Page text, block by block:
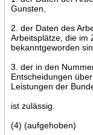
Gunsten,
2. der Daten des
Arbeitsplätze, die im
bekanntgeworden
3. der in den
Entscheidungen
Leistungen der
ist zulässig.
(4) (aufgehoben)